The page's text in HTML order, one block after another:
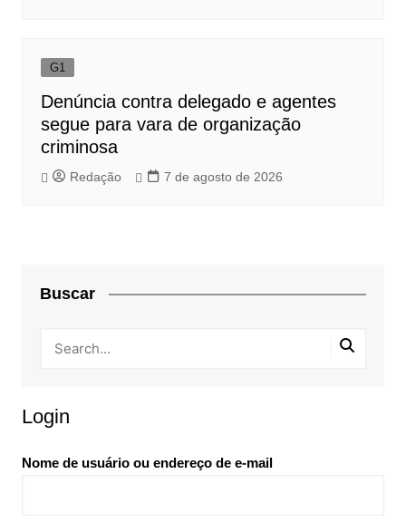
G1
Denúncia contra delegado e agentes
segue para vara de organização
criminosa
Redação 7 de agosto de 2026
Buscar
Login
Nome de usuário ou endereço de e-mail